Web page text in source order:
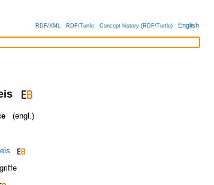
RDF/XML RDF/Turtle Concept history (RDF/Turtle) English
(engl.)